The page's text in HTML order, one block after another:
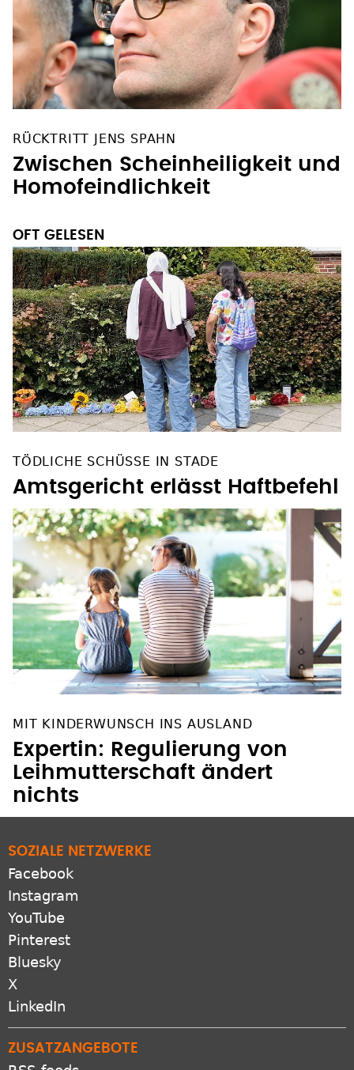
RÜCKTRITT JENS SPAHN
Zwischen Scheinheiligkeit und
Homofeindlichkeit
OFT GELESEN
TÖDLICHE SCHÜSSE IN STADE
Amtsgericht erlässt Haftbefehl
MIT KINDERWUNSCH INS AUSLAND
Expertin: Regulierung von
Leihmutterschaft ändert
nichts
SOZIALE NETZWERKE
Facebook
Instagram
YouTube
Pinterest
Bluesky
X
LinkedIn
ZUSATZANGEBOTE